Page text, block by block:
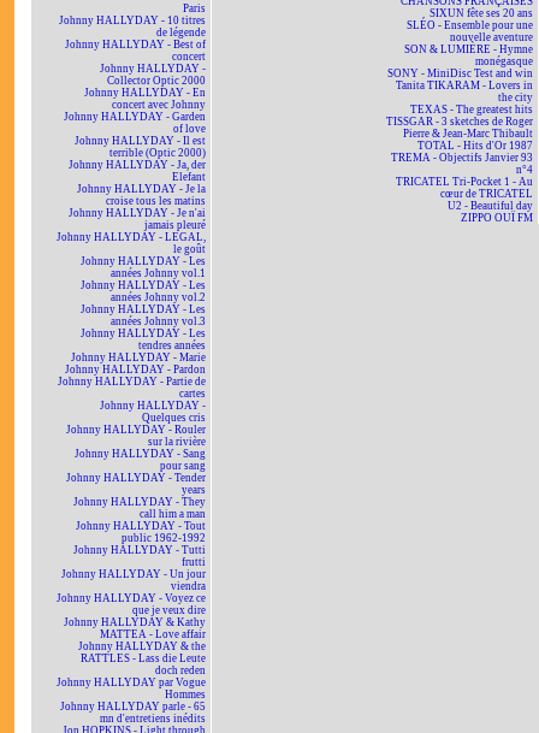
Paris
Johnny HALLYDAY - 10 titres
de légende
Johnny HALLYDAY - Best of
concert
Johnny HALLYDAY -
Collector Optic 2000
Johnny HALLYDAY - En
concert avec Johnny
Johnny HALLYDAY - Garden
of love
Johnny HALLYDAY - Il est
terrible (Optic 2000)
Johnny HALLYDAY - Ja, der
Elefant
Johnny HALLYDAY - Je la
croise tous les matins
Johnny HALLYDAY - Je n'ai
jamais pleuré
Johnny HALLYDAY - LEGAL,
le goût
Johnny HALLYDAY - Les
années Johnny vol.1
Johnny HALLYDAY - Les
années Johnny vol.2
Johnny HALLYDAY - Les
années Johnny vol.3
Johnny HALLYDAY - Les
tendres années
Johnny HALLYDAY - Marie
Johnny HALLYDAY - Pardon
Johnny HALLYDAY - Partie de
cartes
Johnny HALLYDAY -
Quelques cris
Johnny HALLYDAY - Rouler
sur la rivière
Johnny HALLYDAY - Sang
pour sang
Johnny HALLYDAY - Tender
years
Johnny HALLYDAY - They
call him a man
Johnny HALLYDAY - Tout
public 1962-1992
Johnny HALLYDAY - Tutti
frutti
Johnny HALLYDAY - Un jour
viendra
Johnny HALLYDAY - Voyez ce
que je veux dire
Johnny HALLYDAY & Kathy
MATTEA - Love affair
Johnny HALLYDAY & the
RATTLES - Lass die Leute
doch reden
Johnny HALLYDAY par Vogue
Hommes
Johnny HALLYDAY parle - 65
mn d'entretiens inédits
Jon HOPKINS - Light through
SIXUN fête ses 20 ans
SLÉO - Ensemble pour une
nouvelle aventure
SON & LUMIÈRE - Hymne
monégasque
SONY - MiniDisc Test and win
Tanita TIKARAM - Lovers in
the city
TEXAS - The greatest hits
TISSGAR - 3 sketches de Roger
Pierre & Jean-Marc Thibault
TOTAL - Hits d'Or 1987
TREMA - Objectifs Janvier 93
n°4
TRICATEL Tri-Pocket 1 - Au
cœur de TRICATEL
U2 - Beautiful day
ZIPPO OUÏ FM